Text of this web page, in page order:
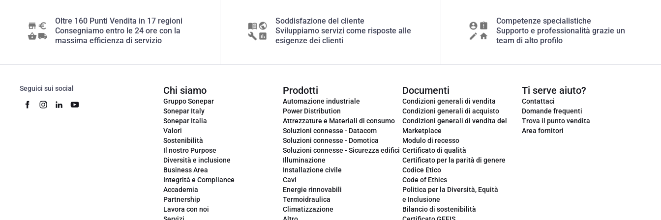
Oltre 160 Punti Vendita in 17 regioni
Consegniamo entro le 24 ore con la
massima efficienza di servizio
Soddisfazione del cliente
Sviluppiamo servizi come risposte alle
esigenze dei clienti
Competenze specialistiche
Supporto e professionalità grazie un
team di alto profilo
Seguici sui social Chi siamo
Gruppo Sonepar
Sonepar Italy
Sonepar Italia
Valori
Sostenibilità
Il nostro Purpose
Diversità e inclusione
Business Area
Integrità e Compliance
Accademia
Partnership
Lavora con noi
Prodotti
Automazione industriale
Power Distribution
Attrezzature e Materiali di consumo
Soluzioni connesse - Datacom
Soluzioni connesse - Domotica
Soluzioni connesse - Sicurezza edifici
Illuminazione
Installazione civile
Cavi
Energie rinnovabili
Termoidraulica
Climatizzazione
Documenti
Condizioni generali di vendita
Condizioni generali di acquisto
Condizioni generali di vendita del
Marketplace
Modulo di recesso
Certificato di qualità
Certificato per la parità di genere
Codice Etico
Code of Ethics
Politica per la Diversità, Equità
e Inclusione
Bilancio di sostenibilità
Ti serve aiuto?
Contattaci
Domande frequenti
Trova il punto vendita
Area fornitori